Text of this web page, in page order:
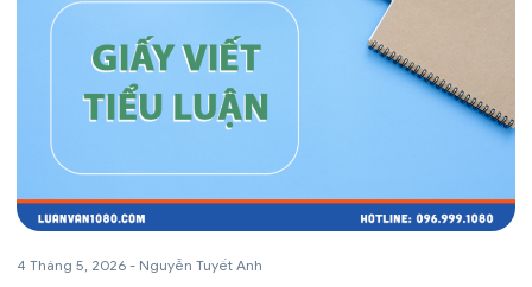
4 Tháng 5, 2026 - Nguyễn Tuyết Anh